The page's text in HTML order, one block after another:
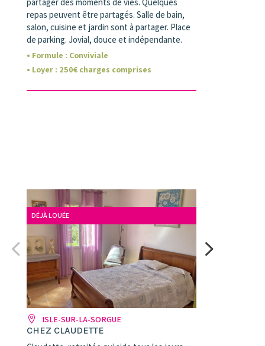
partager des moments de vies. Quelques
repas peuvent être partagés. Salle de bain,
salon, cuisine et jardin sont à partager. Place
de parking. Jovial, douce et indépendante.
• Formule : Conviviale
• Loyer: 250€ charges comprises
DÉJÀ LOUÉE
ISLE-SUR-LA-SORGUE
CHEZ CLAUDETTE